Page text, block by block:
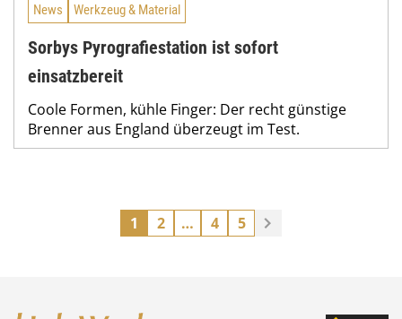
News Werkzeug & Material
Sorbys Pyrografiestation ist sofort
einsatzbereit
Coole Formen, kühle Finger: Der recht günstige
Brenner aus England überzeugt im Test.
1 2 … 4 5